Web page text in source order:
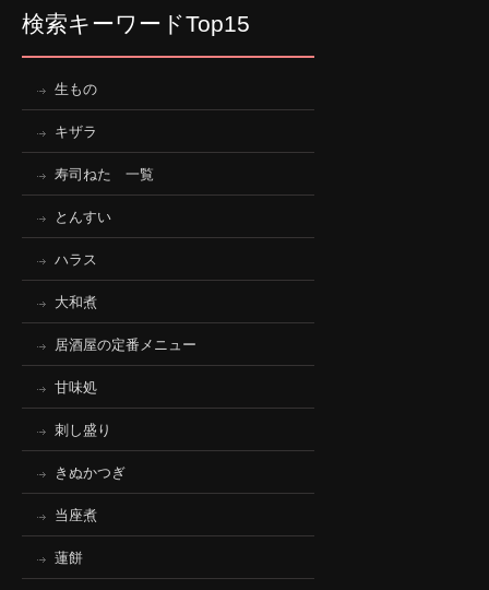
検索キーワードTop15
生もの
キザラ
寿司ねた 一覧
とんすい
ハラス
大和煮
居酒屋の定番メニュー
甘味処
刺し盛り
きぬかつぎ
当座煮
蓮餅